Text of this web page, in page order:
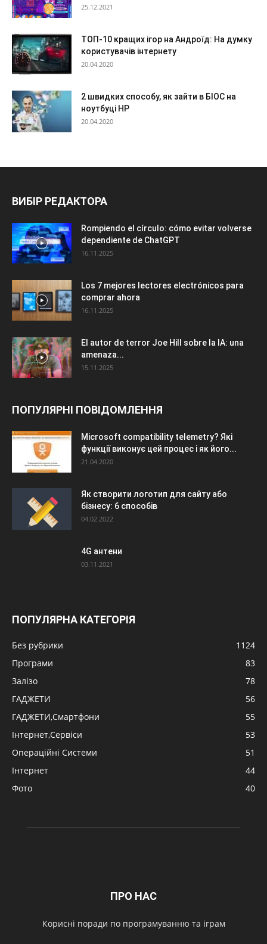
25.12.2021
ТОП-10 кращих ігор на Андроїд: На думку
користувачів інтернету
20.04.2020
2 швидких способу, як зайти в БІОС на
ноутбуці HP
20.04.2020
ВИБІР РЕДАКТОРА
Rompiendo el círculo: cómo evitar volverse
dependiente de ChatGPT
16.11.2025
Los 7 mejores lectores electrónicos para
comprar ahora
16.11.2025
El autor de terror Joe Hill sobre la IA: una
amenaza...
15.11.2025
ПОПУЛЯРНІ ПОВІДОМЛЕННЯ
Microsoft compatibility telemetry? Які
функції виконує цей процес і як його...
21.04.2020
Як створити логотип для сайту або
бізнесу: 6 способів
04.02.2022
4G антени
03.11.2021
ПОПУЛЯРНА КАТЕГОРІЯ
Без рубрики
1124
Програми
83
Залізо
78
ГАДЖЕТИ
56
ГАДЖЕТИ,Смартфони
55
Інтернет,Сервіси
53
Операційні Системи
51
Інтернет
44
Фото
40
ПРО НАС
Корисні поради по програмуванню та іграм